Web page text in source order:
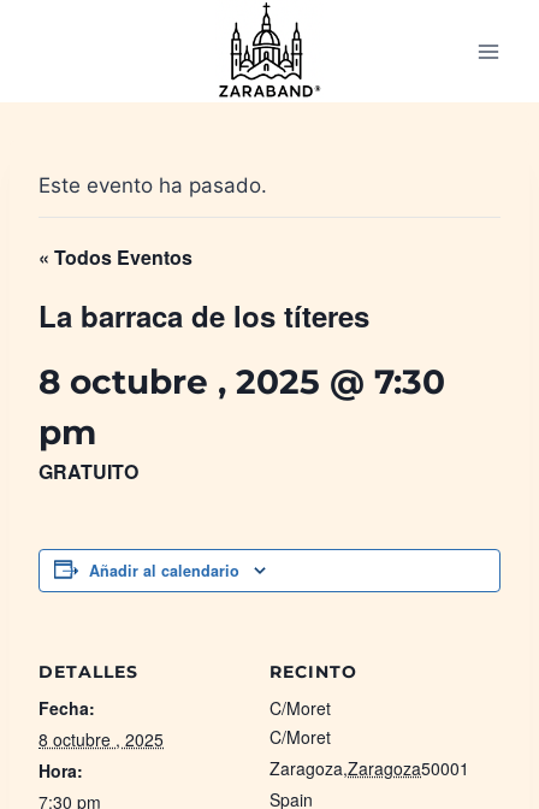
Este evento ha pasado.
« Todos Eventos
La barraca de los títeres
8 octubre , 2025 @ 7:30
pm
GRATUITO
Añadir al calendario
DETALLES
Fecha:
8 octubre , 2025
Hora:
7:30 pm
RECINTO
C/Moret
C/Moret
Zaragoza,Zaragoza50001
Spain